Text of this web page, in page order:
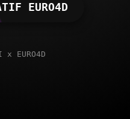
EURO4D
x EURO4D